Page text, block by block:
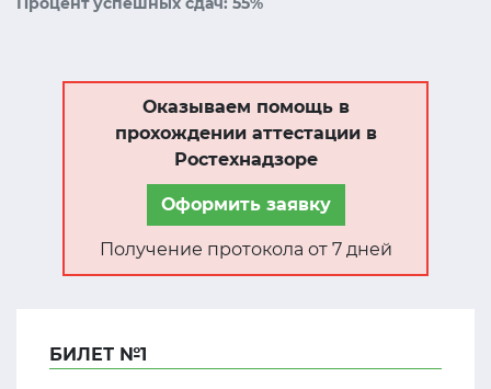
Оказываем помощь в
прохождении аттестации в
Ростехнадзоре
Оформить заявку
Получение протокола от 7 дней
БИЛЕТ №1